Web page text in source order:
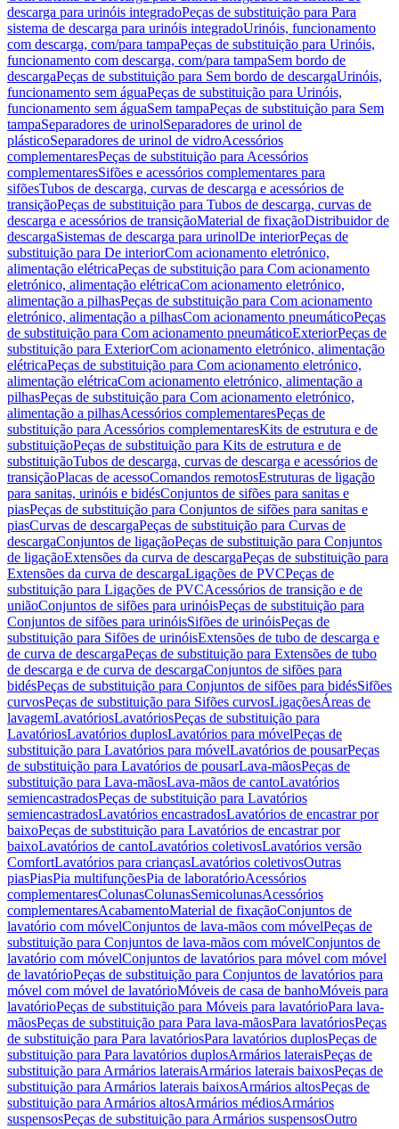
descarga para urinóis integradoPeças de substituição para Para
sistema de descarga para urinóis integradoUrinóis, funcionamento
com descarga, com/para tampaPeças de substituição para Urinóis,
funcionamento com descarga, com/para tampaSem bordo de
descargaPeças de substituição para Sem bordo de descargaUrinóis,
funcionamento sem águaPeças de substituição para Urinóis,
funcionamento sem águaSem tampaPeças de substituição para Sem
tampaSeparadores de urinolSeparadores de urinol de
plásticoSeparadores de urinol de vidroAcessórios
complementaresPeças de substituição para Acessórios
complementaresSifões e acessórios complementares para
sifõesTubos de descarga, curvas de descarga e acessórios de
transiçãoPeças de substituição para Tubos de descarga, curvas de
descarga e acessórios de transiçãoMaterial de fixaçãoDistribuidor de
descargaSistemas de descarga para urinolDe interiorPeças de
substituição para De interiorCom acionamento eletrónico,
alimentação elétricaPeças de substituição para Com acionamento
eletrónico, alimentação elétricaCom acionamento eletrónico,
alimentação a pilhasPeças de substituição para Com acionamento
eletrónico, alimentação a pilhasCom acionamento pneumáticoPeças
de substituição para Com acionamento pneumáticoExteriorPeças de
substituição para ExteriorCom acionamento eletrónico, alimentação
elétricaPeças de substituição para Com acionamento eletrónico,
alimentação elétricaCom acionamento eletrónico, alimentação a
pilhasPeças de substituição para Com acionamento eletrónico,
alimentação a pilhasAcessórios complementaresPeças de
substituição para Acessórios complementaresKits de estrutura e de
substituiçãoPeças de substituição para Kits de estrutura e de
substituiçãoTubos de descarga, curvas de descarga e acessórios de
transiçãoPlacas de acessoComandos remotosEstruturas de ligação
para sanitas, urinóis e bidésConjuntos de sifões para sanitas e
piasPeças de substituição para Conjuntos de sifões para sanitas e
piasCurvas de descargaPeças de substituição para Curvas de
descargaConjuntos de ligaçãoPeças de substituição para Conjuntos
de ligaçãoExtensões da curva de descargaPeças de substituição para
Extensões da curva de descargaLigações de PVCPeças de
substituição para Ligações de PVCAcessórios de transição e de
uniãoConjuntos de sifões para urinóisPeças de substituição para
Conjuntos de sifões para urinóisSifões de urinóisPeças de
substituição para Sifões de urinóisExtensões de tubo de descarga e
de curva de descargaPeças de substituição para Extensões de tubo
de descarga e de curva de descargaConjuntos de sifões para
bidésPeças de substituição para Conjuntos de sifões para bidésSifões
curvosPeças de substituição para Sifões curvosLigaçõesÁreas de
lavagemLavatóriosLavatóriosPeças de substituição para
LavatóriosLavatórios duplosLavatórios para móvelPeças de
substituição para Lavatórios para móvelLavatórios de pousarPeças
de substituição para Lavatórios de pousarLava-mãosPeças de
substituição para Lava-mãosLava-mãos de cantoLavatórios
semiencastradosPeças de substituição para Lavatórios
semiencastradosLavatórios encastradosLavatórios de encastrar por
baixoPeças de substituição para Lavatórios de encastrar por
baixoLavatórios de cantoLavatórios coletivosLavatórios versão
ComfortLavatórios para criançasLavatórios coletivosOutras
piasPiasPia multifunçõesPia de laboratórioAcessórios
complementaresColunasColunasSemicolunasAcessórios
complementaresAcabamentoMaterial de fixaçãoConjuntos de
lavatório com móvelConjuntos de lava-mãos com móvelPeças de
substituição para Conjuntos de lava-mãos com móvelConjuntos de
lavatório com móvelConjuntos de lavatórios para móvel com móvel
de lavatórioPeças de substituição para Conjuntos de lavatórios para
móvel com móvel de lavatórioMóveis de casa de banhoMóveis para
lavatórioPeças de substituição para Móveis para lavatórioPara lava-
mãosPeças de substituição para Para lava-mãosPara lavatóriosPeças
de substituição para Para lavatóriosPara lavatórios duplosPeças de
substituição para Para lavatórios duplosArmários lateraisPeças de
substituição para Armários lateraisArmários laterais baixosPeças de
substituição para Armários laterais baixosArmários altosPeças de
substituição para Armários altosArmários médiosArmários
suspensosPeças de substituição para Armários suspensosOutro